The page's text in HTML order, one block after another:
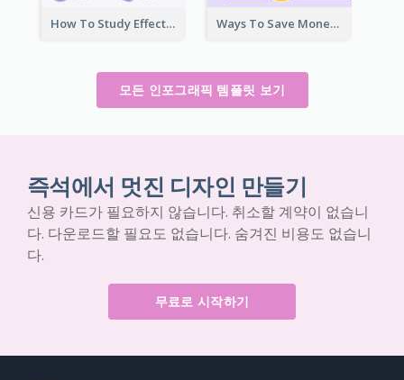
How To Study Effectively Infographic Ways To Save Money Infographic
모든 인포그래픽 템플릿 보기
즉석에서 멋진 디자인 만들기
신용 카드가 필요하지 않습니다. 취소할 계약이 없습니
다. 다운로드할 필요도 없습니다. 숨겨진 비용도 없습니
다.
무료로 시작하기